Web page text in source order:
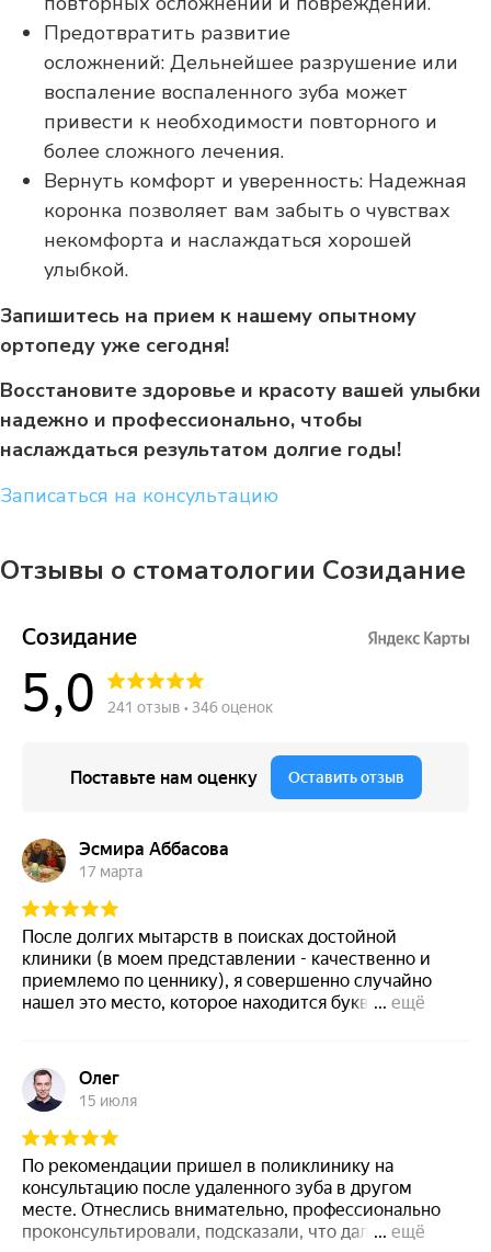
Предотвратить развитие
осложнений: Дельнейшее разрушение или
воспаление воспаленного зуба может
привести к необходимости повторного и
более сложного лечения.
Вернуть комфорт и уверенность: Надежная
коронка позволяет вам забыть о чувствах
некомфорта и наслаждаться хорошей
улыбкой.
Запишитесь на прием к нашему опытному
ортопеду уже сегодня!
Восстановите здоровье и красоту вашей улыбки
надежно и профессионально, чтобы
наслаждаться результатом долгие годы!
Записаться на консультацию
Отзывы о стоматологии Созидание